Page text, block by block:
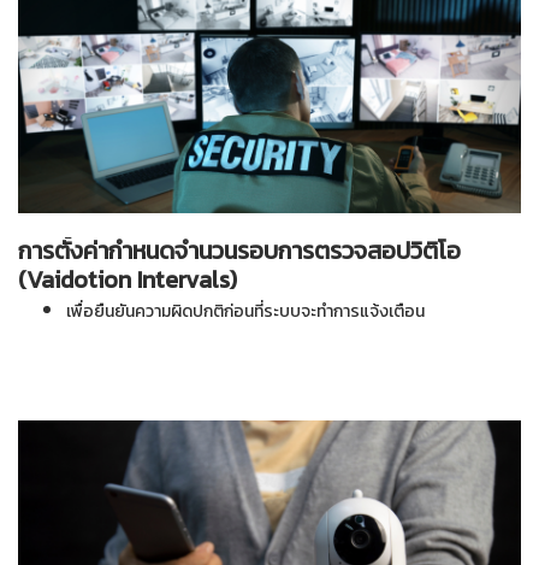
การตั้งค่ากำหนดจำนวนรอบการตรวจสอปวิติโอ
(Vaidotion Intervals)
เพื่อยืนยันความผิดปกติก่อนที่ระบบจะทำการแจ้งเตือน